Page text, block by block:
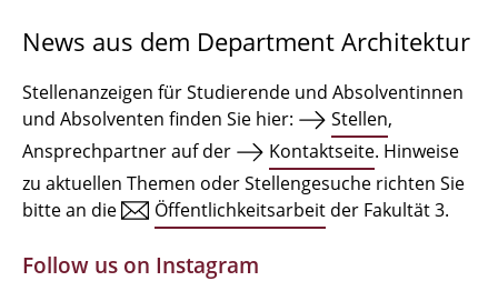
Institute
Einrichtungen
Zeichensäle
MBW | Modellbauwerkstatt
News aus dem Department Architektur
Stellenanzeigen für Studierende und Absolventinnen
und Absolventen finden Sie hier:
Stellen,
Ansprechpartner auf der
Kontaktseite. Hinweise
zu aktuellen Themen oder Stellengesuche richten Sie
bitte an die
Öffentlichkeitsarbeit der Fakultät 3.
Follow us on Instagram